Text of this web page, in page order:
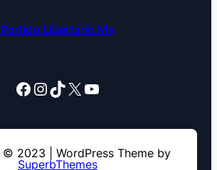
Partido Libertario Mx
Facebook InstagramTikTok X YouTube
2023 | WordPress Theme by
SuperbThemes